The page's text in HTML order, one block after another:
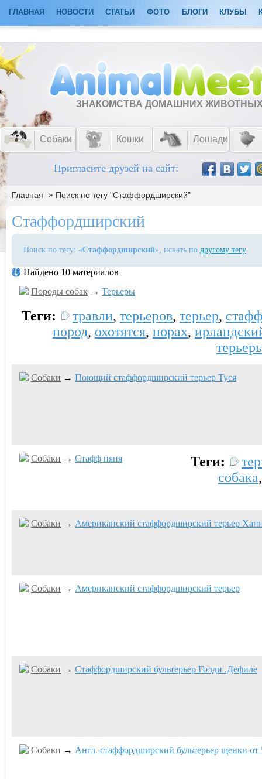
ГЛАВНАЯ НОВОСТИ СТАТЬИ ФОТО БЛОГИ КЛУБЫ
ЗНАКОМСТВА ДОМАШНИХ
Собаки Кошки Лошади
Пригласите друзей на сайт:
Главная » Поиск по тегу "Стаффордширский"
Стаффордширский
Поиск по тегу: «Стаффордширский», искать по другому тегу
Найдено 10 материалов
Породы собак → Терьеры
Теги: травли, терьеров, терьер,
пород, охотятся, норах,
Собаки → Поющий стаффордширский терьер Туся
Собаки → Стафф няня Теги:
собака
Собаки → Американский стаффордширский терьер
Собаки → Американский стаффордширский терьер
Собаки → Стаффордширский бультерьер Голди .Дефиле
Собаки → Англ. стаффордширский бультерьер щенки